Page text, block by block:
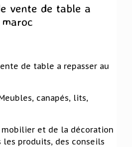
vente de table a
de table a repasser au
canapés, lits,
mobilier et de la décoration
les produits, des conseils